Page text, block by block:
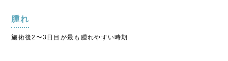
腫れ
施術後2〜3日目が最も腫れやすい時期